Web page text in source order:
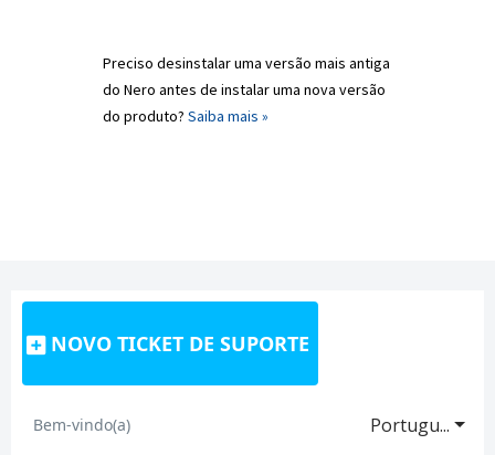
Preciso desinstalar uma versão mais antiga
do Nero antes de instalar uma nova versão
do produto? Saiba mais »
NOVO TICKET DE SUPORTE
Portugu...
Bem-vindo(a)